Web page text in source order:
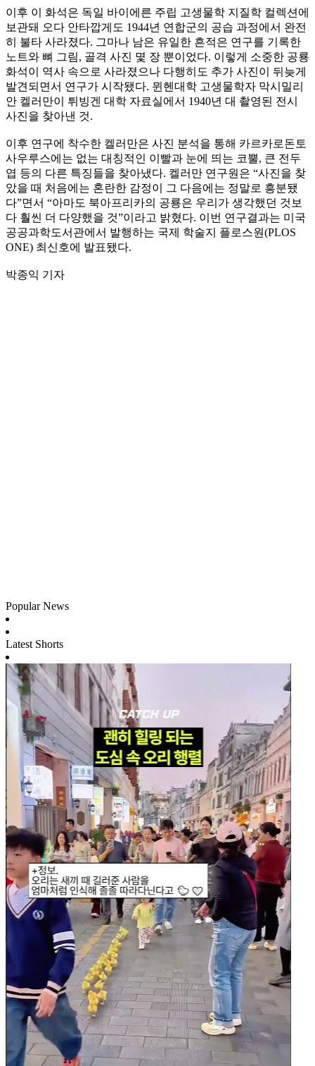
이후 이 화석은 독일 바이에른 주립 고생물학 지질학 컬렉션에
보관돼 오다 안타깝게도 1944년 연합군의 공습 과정에서 완전
히 불타 사라졌다. 그마나 남은 유일한 흔적은 연구를 기록한
노트와 뼈 그림, 골격 사진 몇 장 뿐이었다. 이렇게 소중한 공룡
화석이 역사 속으로 사라졌으나 다행히도 추가 사진이 뒤늦게
발견되면서 연구가 시작됐다. 뮌헨대학 고생물학자 막시밀리
안 켈러만이 튀빙겐 대학 자료실에서 1940년 대 촬영된 전시
사진을 찾아낸 것.
이후 연구에 착수한 켈러만은 사진 분석을 통해 카르카로돈토
사우루스에는 없는 대칭적인 이빨과 눈에 띄는 코뿔, 큰 전두
엽 등의 다른 특징들을 찾아냈다. 켈러만 연구원은 “사진을 찾
았을 때 처음에는 혼란한 감정이 그 다음에는 정말로 흥분됐
다”면서 “아마도 북아프리카의 공룡은 우리가 생각했던 것보
다 훨씬 더 다양했을 것”이라고 밝혔다. 이번 연구결과는 미국
공공과학도서관에서 발행하는 국제 학술지 플로스원(PLOS
ONE) 최신호에 발표됐다.
박종익 기자
Popular News
Latest Shorts